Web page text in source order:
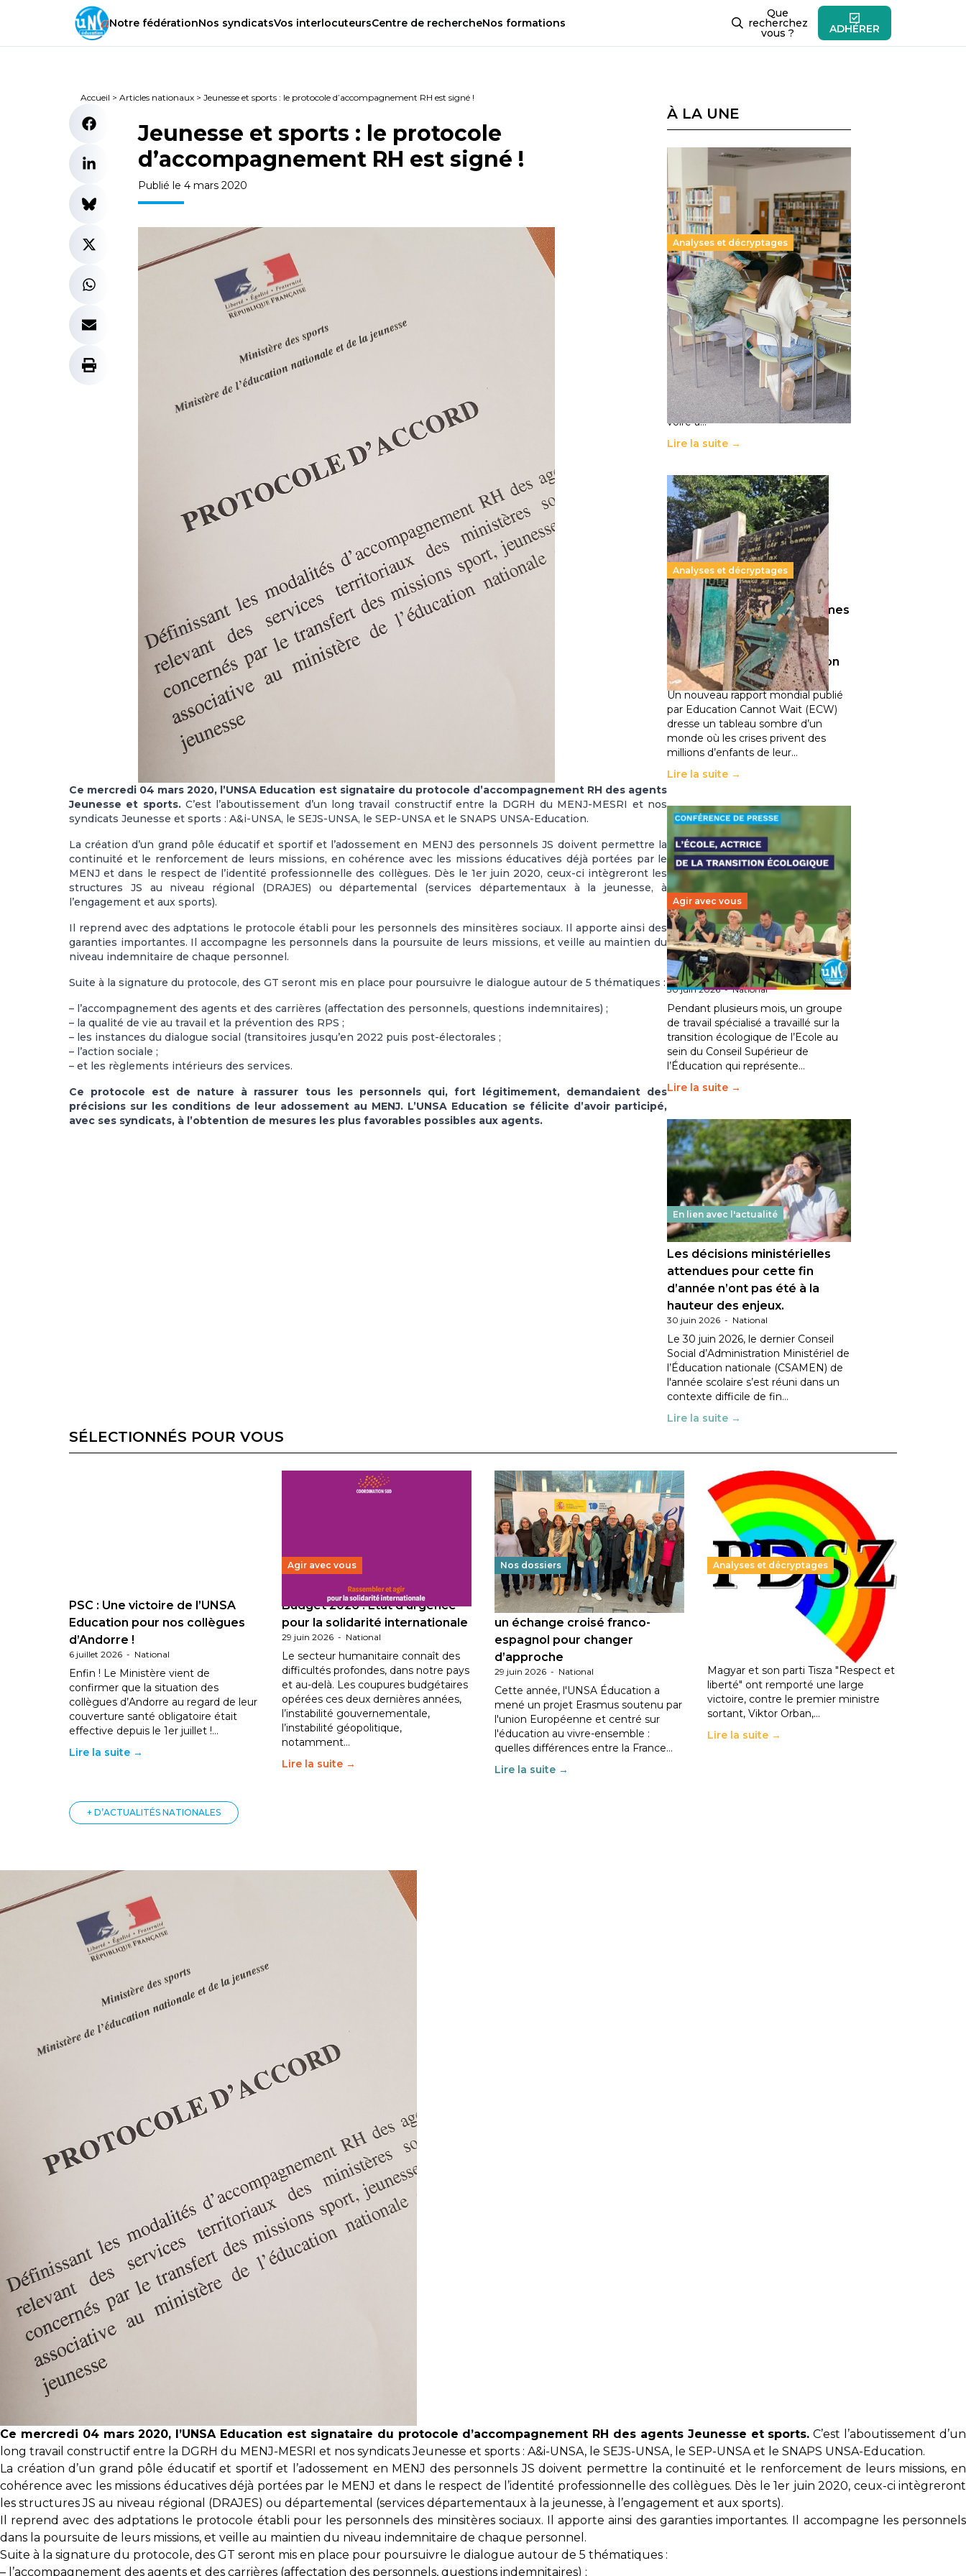
Notre fédérationNos syndicatsVos interlocuteursCentre de rechercheNos formations
Que
recherchez
vous ? ADHÉRER
Accueil > Articles nationaux > Jeunesse et sports : le protocole d’accompagnement RH est signé !
Jeunesse et sports : le protocole
d’accompagnement RH est signé !
Publié le 4 mars 2020
Ce mercredi 04 mars 2020, l’UNSA Education est signataire du protocole d’accompagnement RH des agents
Jeunesse et sports.C’est l’aboutissement d’un long travail constructif entre la DGRH du MENJ-MESRI et nos
syndicats Jeunesse et sports : A&i-UNSA, le SEJS-UNSA, le SEP-UNSA et le SNAPS UNSA-Education.
La création d’un grand pôle éducatif et sportif et l’adossement en MENJ des personnels JS doivent permettre la
continuité et le renforcement de leurs missions, en cohérence avec les missions éducatives déjà portées par le
MENJ et dans le respect de l’identité professionnelle des collègues. Dès le 1er juin 2020, ceux-ci intègreront les
structures JS au niveau régional (DRAJES) ou départemental (services départementaux à la jeunesse, à
l’engagement et aux sports).
Il reprend avec des adptations le protocole établi pour les personnels des minsitères sociaux. Il apporte ainsi des
garanties importantes. Il accompagne les personnels dans la poursuite de leurs missions, et veille au maintien du
niveau indemnitaire de chaque personnel.
Suite à la signature du protocole, des GT seront mis en place pour poursuivre le dialogue autour de 5 thématiques :
– l’accompagnement des agents et des carrières (affectation des personnels, questions indemnitaires) ;
– la qualité de vie au travail et la prévention des RPS ;
– les instances du dialogue social (transitoires jusqu’en 2022 puis post-électorales ;
– l’action sociale ;
– et les règlements intérieurs des services.
Ce protocole est de nature à rassurer tous les personnels qui, fort légitimement, demandaient des
précisions sur les conditions de leur adossement au MENJ. L’UNSA Education se félicite d’avoir participé,
avec ses syndicats, à l’obtention de mesures les plus favorables possibles aux agents.
À LA UNE
Analyses et décryptages
Supérieur privé : une dérive
qui met à mal la promesse
républicaine
11 juillet 2026- National
Le projet de loi sur la régulation de
l’enseignement supérieur privé met
en lumière l’amplification d’un
système qui relègue l’acte
pédagogique au superfétatoire,
voire à…
Lire la suite →
Analyses et décryptages
258 millions d’enfants victimes
de la guerre, des chocs
climatiques et des
déplacements de population
11 juillet 2026 -National
Un nouveau rapport mondial publié
par Education Cannot Wait (ECW)
dresse un tableau sombre d’un
monde où les crises privent des
millions d’enfants de leur…
Lire la suite →
Agir avec vous
Transition écologique de
l’éducation : l’UNSA Éducation
fait bouger les lignes
30 juin 2026-National
Pendant plusieurs mois, un groupe
de travail spécialisé a travaillé sur la
transition écologique de l’Ecole au
sein du Conseil Supérieur de
l’Éducation qui représente…
Lire la suite →
En lien avec l'actualité
Les décisions ministérielles
attendues pour cette fin
d’année n’ont pas été à la
hauteur des enjeux.
30 juin 2026 - National
Le 30 juin 2026, le dernier Conseil
Social d’Administration Ministériel de
l’Éducation nationale (CSAMEN) de
l'année scolaire s’est réuni dans un
contexte difficile de fin…
Lire la suite →
SÉLECTIONNÉS POUR VOUS
PSC : Une victoire de l’UNSA
Education pour nos collègues
d’Andorre !
6 juillet 2026 - National
Enfin ! Le Ministère vient de
confirmer que la situation des
collègues d’Andorre au regard de leur
couverture santé obligatoire était
effective depuis le 1er juillet !…
Lire la suite →
Agir avec vous
Budget 2026 : État d’urgence
pour la solidarité internationale
29 juin 2026 - National
Le secteur humanitaire connaît des
difficultés profondes, dans notre pays
et au-delà. Les coupures budgétaires
opérées ces deux dernières années,
l’instabilité gouvernementale,
l’instabilité géopolitique,
notamment…
Lire la suite →
Nos dossiers
Éducation au vivre-ensemble :
un échange croisé franco-
espagnol pour changer
d’approche
29 juin 2026 - National
Cette année, l'UNSA Éducation a
mené un projet Erasmus soutenu par
l'union Européenne et centré sur
l'éducation au vivre-ensemble :
quelles différences entre la France…
Lire la suite →
Analyses et décryptages
Hongrie : du changement pour
les politiques éducatives, aussi !
En Hongrie, le conservateur Peter
Magyar et son parti Tisza "Respect et
liberté" ont remporté une large
victoire, contre le premier ministre
sortant, Viktor Orban,…
Lire la suite →
+ D’ACTUALITÉS NATIONALES
Ce mercredi 04 mars 2020, l’UNSA Education est signataire du protocole d’accompagnement RH des agents Jeunesse et sports. C’est l’aboutissement d’un
long travail constructif entre la DGRH du MENJ-MESRI et nos syndicats Jeunesse et sports : A&i-UNSA, le SEJS-UNSA, le SEP-UNSA et le SNAPS UNSA-Education.
La création d’un grand pôle éducatif et sportif et l’adossement en MENJ des personnels JS doivent permettre la continuité et le renforcement de leurs missions, en
cohérence avec les missions éducatives déjà portées par le MENJ et dans le respect de l’identité professionnelle des collègues. Dès le 1er juin 2020, ceux-ci intègreront
les structures JS au niveau régional (DRAJES) ou départemental (services départementaux à la jeunesse, à l’engagement et aux sports).
Il reprend avec des adptations le protocole établi pour les personnels des minsitères sociaux. Il apporte ainsi des garanties importantes. Il accompagne les personnels
dans la poursuite de leurs missions, et veille au maintien du niveau indemnitaire de chaque personnel.
Suite à la signature du protocole, des GT seront mis en place pour poursuivre le dialogue autour de 5 thématiques :
– l’accompagnement des agents et des carrières (affectation des personnels, questions indemnitaires) ;